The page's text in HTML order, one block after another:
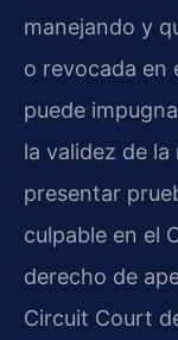
manejando y
o revocada en
puede
la validez de
presentar
culpable en el
derecho de
Circuit Court